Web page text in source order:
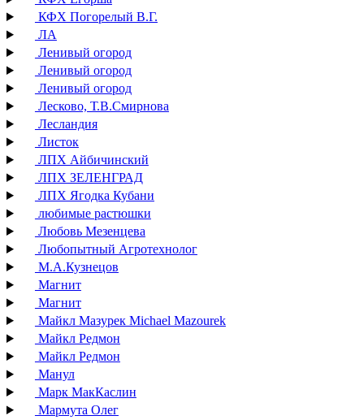
КФХ Погорелый В.Г.
ЛА
Ленивый огород
Ленивый огород
Ленивый огород
Лесково, Т.В.Смирнова
Лесландия
Листок
ЛПХ Айбичинский
ЛПХ ЗЕЛЕНГРАД
ЛПХ Ягодка Кубани
любимые растюшки
Любовь Мезенцева
Любопытный Агротехнолог
М.А.Кузнецов
Магнит
Магнит
Майкл Мазурек Michael Mazourek
Майкл Редмон
Майкл Редмон
Манул
Марк МакКаслин
Мармута Олег